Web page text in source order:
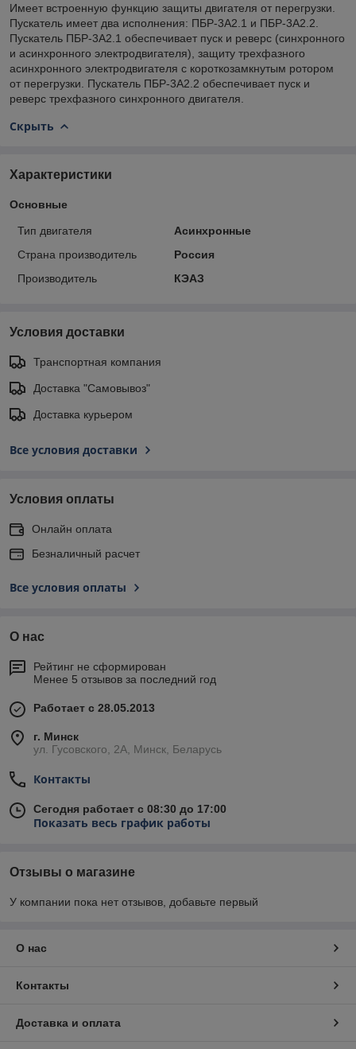
Имеет встроенную функцию защиты двигателя от перегрузки.
Пускатель имеет два исполнения: ПБР-3А2.1 и ПБР-3А2.2.
Пускатель ПБР-3А2.1 обеспечивает пуск и реверс (синхронного
и асинхронного электродвигателя), защиту трехфазного
асинхронного электродвигателя с короткозамкнутым ротором
от перегрузки. Пускатель ПБР-3А2.2 обеспечивает пуск и
реверс трехфазного синхронного двигателя.
Скрыть
Характеристики
Основные
Тип двигателя
Асинхронные
Страна производитель
Россия
Производитель
КЭАЗ
Условия доставки
Транспортная компания
Доставка "Самовывоз"
Доставка курьером
Все условия доставки
Условия оплаты
Онлайн оплата
Безналичный расчет
Все условия оплаты
О нас
Рейтинг не сформирован
Менее 5 отзывов за последний год
Работает с 28.05.2013
г. Минск
ул. Гусовского, 2А, Минск, Беларусь
Контакты
Сегодня работает с 08:30 до 17:00
Показать весь график работы
Отзывы о магазине
У компании пока нет отзывов, добавьте первый
О нас
Контакты
Доставка и оплата